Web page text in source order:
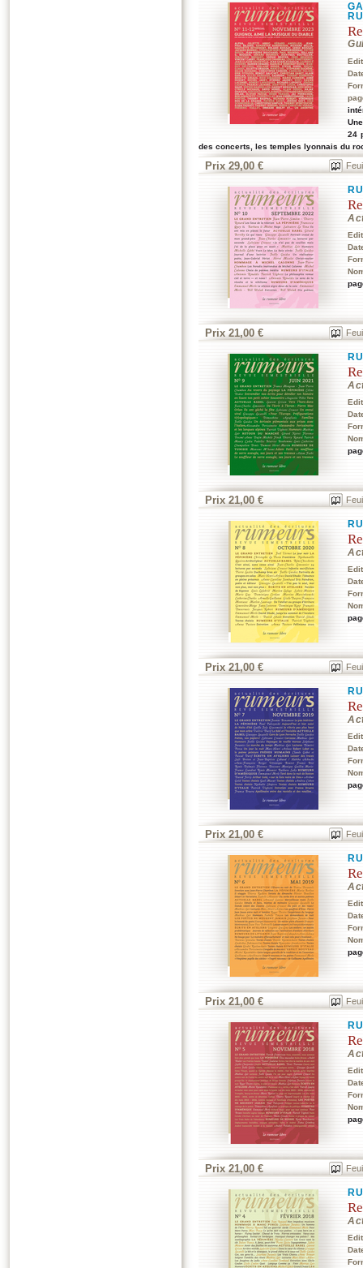
24
des concerts, les temples lyonnais du
Prix 29,00 €
Prix 21,00 €
Prix 21,00 €
Prix 21,00 €
Prix 21,00 €
Prix 21,00 €
Prix 21,00 €